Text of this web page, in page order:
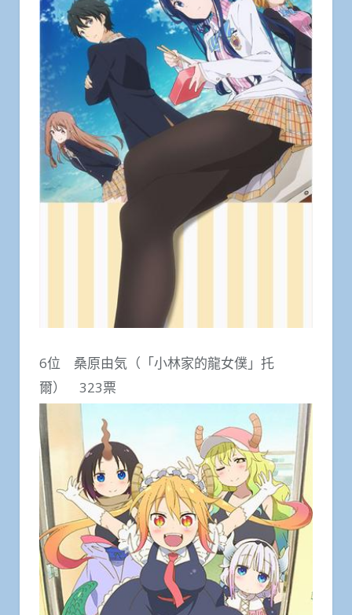
6位 桑原由気（「小林家的龍女僕」托
爾） 323票